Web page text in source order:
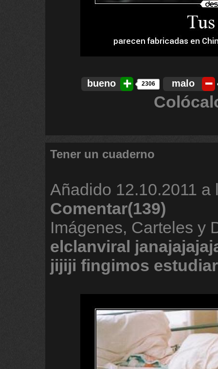
bueno 2306 malo
Tener un cuaderno
Añadido 12.10.2011 a
Comentar(139)
Imágenes, Carteles y
elclanviral
jijiji fingimos estudiar